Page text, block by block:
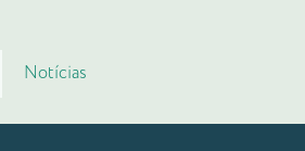
Notícias